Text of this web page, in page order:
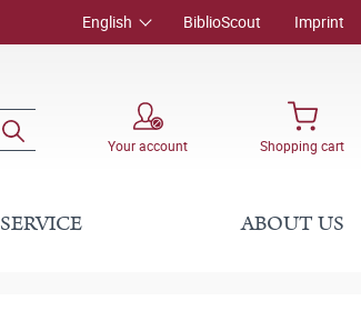
English BiblioScout Imprint
Your account Shopping cart
SERVICE ABOUT US